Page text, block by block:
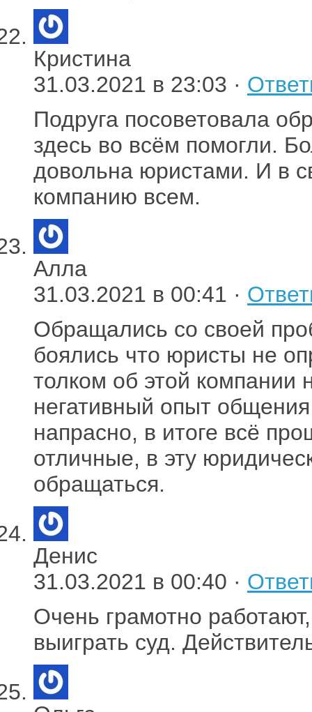
Кристина
31.03.2021 в 23:03 ·
Подруга посоветовала
здесь во всём помогли.
довольна юристами. И в
компанию всем.
Алла
31.03.2021 в 00:41 ·
Обращались со своей
боялись что юристы не
толком об этой компании
негативный опыт
напрасно, в итоге всё
отличные, в эту
обращаться.
Денис
31.03.2021 в 00:40 ·
Очень грамотно
выиграть суд.